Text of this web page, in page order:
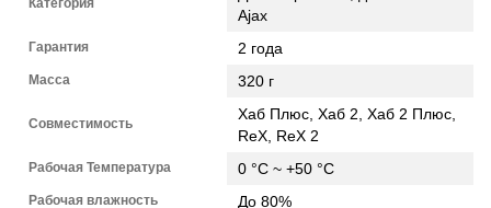
Категория
Ajax
Гарантия 2 года
Масса 320 г
Совместимость
Хаб Плюс, Хаб 2, Хаб 2 Плюс,
ReX, ReX 2
Рабочая Температура 0 °С ~ +50 °С
Рабочая влажность До 80%